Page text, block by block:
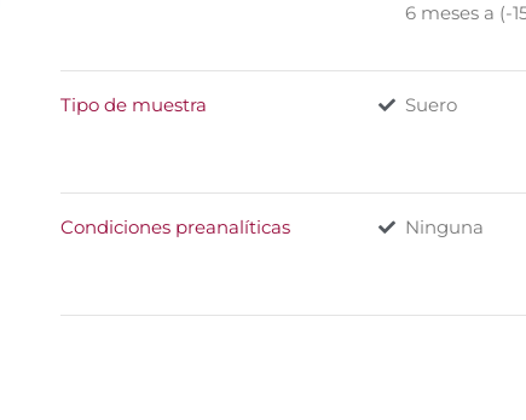
6 meses a (-
Tipo de muestra Suero
Condiciones preanalíticas Ninguna